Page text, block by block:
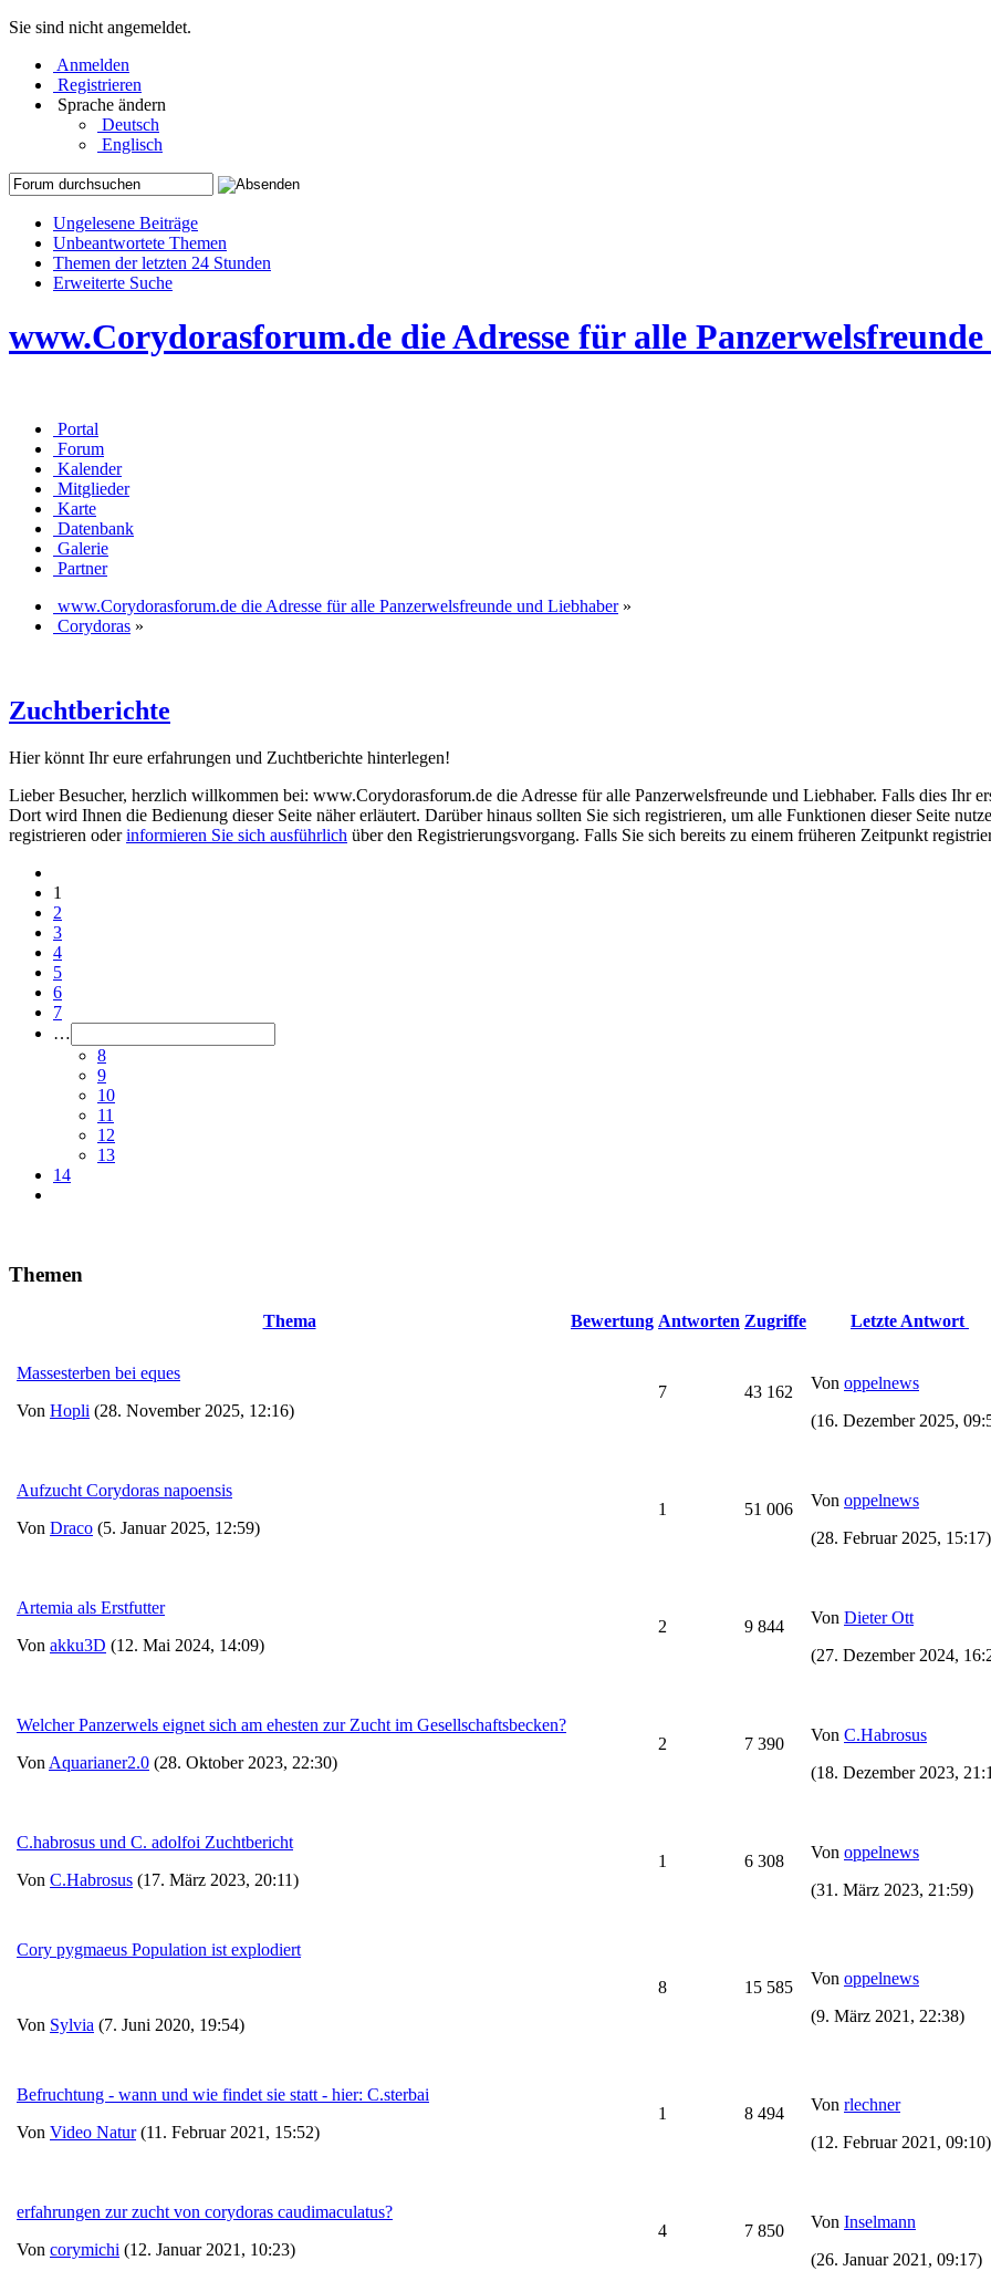
Sie sind nicht angemeldet.
Anmelden
Registrieren
Sprache ändern
Deutsch
Englisch
Ungelesene Beiträge
Unbeantwortete Themen
Themen der letzten 24 Stunden
Erweiterte Suche
www.Corydorasforum.de die Adresse für alle
Portal
Forum
Kalender
Mitglieder
Karte
Datenbank
Galerie
Partner
www.Corydorasforum.de die Adresse für alle Panzerwelsfreunde und Liebhaber»
Corydoras »
Zuchtberichte
Hier könnt Ihr eure erfahrungen und Zuchtberichte hinterlegen!
Lieber Besucher, herzlich willkommen bei: www.Corydorasforum.de die Adresse für alle Panzerwelsfreunde und Liebhaber. Falls dies Ihr
Dort wird Ihnen die Bedienung dieser Seite näher erläutert. Darüber hinaus sollten Sie sich registrieren, um alle Funktionen dieser Seite
registrieren oderinformieren Sie sich ausführlich über den Registrierungsvorgang. Falls Sie sich bereits zu einem früheren Zeitpunkt
1
2
3
4
5
6
7
…
8
9
10
11
12
13
14
Themen
Thema Bewertung Antworten Zugriffe Letzte Antwort
Massesterben bei eques
Von Hopli (28. November 2025, 12:16)
7 43 162 Von oppelnews
(16. Dezember 2025,
Aufzucht Corydoras napoensis
Von Draco (5. Januar 2025, 12:59)
1 51 006 Von oppelnews
(28. Februar 2025, 15:17)
Artemia als Erstfutter
Von akku3D (12. Mai 2024, 14:09)
2 9 844 Von Dieter Ott
(27. Dezember 2024,
Welcher Panzerwels eignet sich am ehesten zur Zucht im Gesellschaftsbecken?
Von Aquarianer2.0 (28. Oktober 2023, 22:30)
2 7 390 Von C.Habrosus
(18. Dezember 2023,
C.habrosus und C. adolfoi Zuchtbericht
Von C.Habrosus (17. März 2023, 20:11)
1 6 308 Von oppelnews
(31. März 2023, 21:59)
Cory pygmaeus Population ist explodiert
Von Sylvia (7. Juni 2020, 19:54)
8 15 585 Von oppelnews
(9. März 2021, 22:38)
Befruchtung - wann und wie findet sie statt - hier: C.sterbai
Von Video Natur(11. Februar 2021, 15:52)
1 8 494 Von rlechner
(12. Februar 2021, 09:10)
erfahrungen zur zucht von corydoras caudimaculatus?
Von corymichi (12. Januar 2021, 10:23)
4 7 850 Von Inselmann
(26. Januar 2021, 09:17)